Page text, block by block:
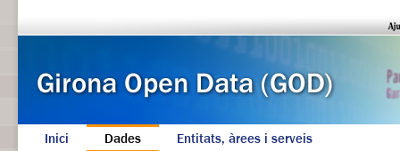
Inici Dades Entitats, àrees i serveis